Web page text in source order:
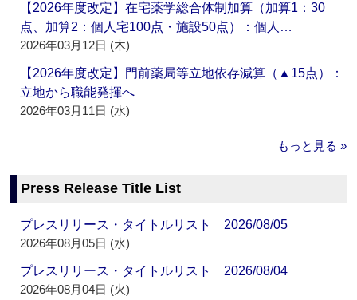
【2026年度改定】在宅薬学総合体制加算（加算1：30
点、加算2：個人宅100点・施設50点）：個人…
2026年03月12日 (木)
【2026年度改定】門前薬局等立地依存減算（▲15点）：
立地から職能発揮へ
2026年03月11日 (水)
もっと見る »
Press Release Title List
プレスリリース・タイトルリスト 2026/08/05
2026年08月05日 (水)
プレスリリース・タイトルリスト 2026/08/04
2026年08月04日 (火)